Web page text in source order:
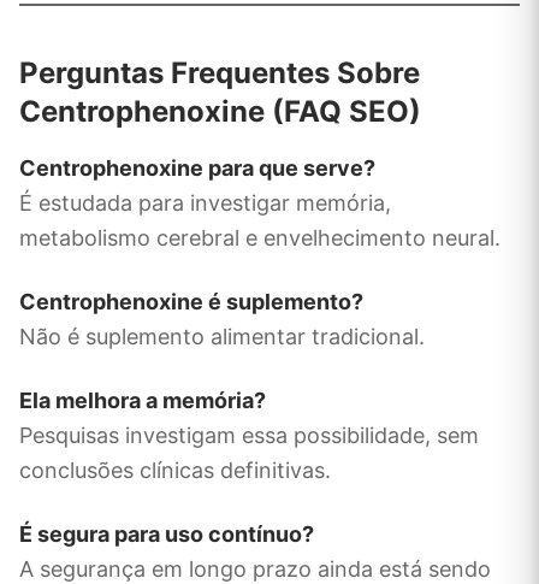
Perguntas Frequentes Sobre
Centrophenoxine (FAQ SEO)
Centrophenoxine para que serve?
É estudada para investigar memória,
metabolismo cerebral e envelhecimento neural.
Centrophenoxine é suplemento?
Não é suplemento alimentar tradicional.
Ela melhora a memória?
Pesquisas investigam essa possibilidade, sem
conclusões clínicas definitivas.
É segura para uso contínuo?
A segurança em longo prazo ainda está sendo